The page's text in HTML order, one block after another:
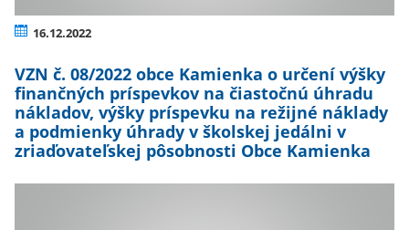
16.12.2022
VZN č. 08/2022 obce Kamienka o určení výšky
finančných príspevkov na čiastočnú úhradu
nákladov, výšky príspevku na režijné náklady
a podmienky úhrady v školskej jedálni v
zriaďovateľskej pôsobnosti Obce Kamienka